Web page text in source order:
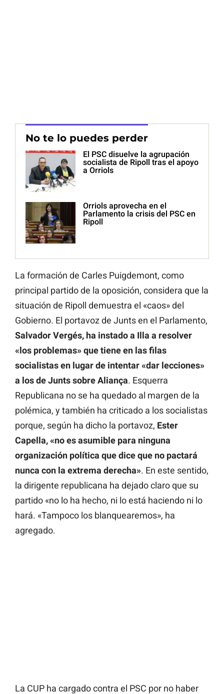
No te lo puedes perder
El PSC disuelve la agrupación
socialista de Ripoll tras el apoyo
a Orriols
Orriols aprovecha en el
Parlamento la crisis del PSC en
Ripoll
La formación de Carles Puigdemont, como
principal partido de la oposición, considera que la
situación de Ripoll demuestra el «caos» del
Gobierno. El portavoz de Junts en el Parlamento,
Salvador Vergés, ha instado a Illa a resolver
«los problemas» que tiene en las filas
socialistas en lugar de intentar «dar lecciones»
a los de Junts sobre Aliança. Esquerra
Republicana no se ha quedado al margen de la
polémica, y también ha criticado a los socialistas
porque, según ha dicho la portavoz, Ester
Capella, «no es asumible para ninguna
organización política que dice que no pactará
nunca con la extrema derecha». En este sentido,
la dirigente republicana ha dejado claro que su
partido «no lo ha hecho, ni lo está haciendo ni lo
hará. «Tampoco los blanquearemos», ha
agregado.
La CUP ha cargado contra el PSC por no haber